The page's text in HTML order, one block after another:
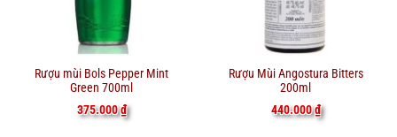
Rượu mùi Bols Pepper Mint
Green 700ml
375.000₫
Rượu Mùi Angostura Bitters
200ml
440.000₫